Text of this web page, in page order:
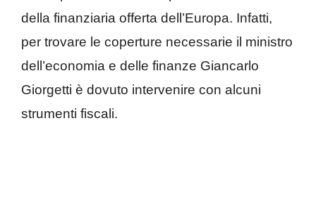
della finanziaria offerta dell’Europa. Infatti,
per trovare le coperture necessarie il ministro
dell’economia e delle finanze Giancarlo
Giorgetti è dovuto intervenire con alcuni
strumenti fiscali.